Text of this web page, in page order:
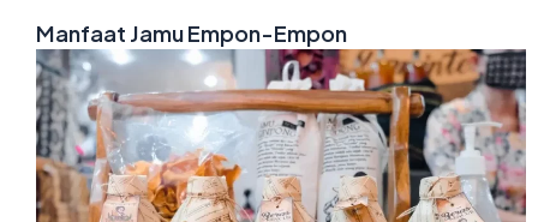
Manfaat Jamu Empon-Empon